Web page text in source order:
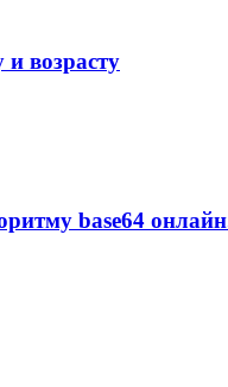
и возрасту
base64